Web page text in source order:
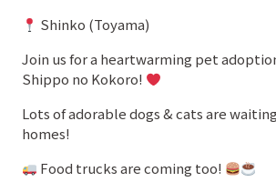
Shinko (Toyama)
Join us for a heartwarming pet
Shippo no Kokoro!
Lots of adorable dogs & cats are
homes!
Food trucks are coming too!